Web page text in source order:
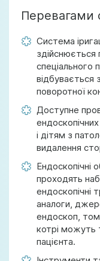
Перевагами
Система
здійснюється
спеціального
відбувається
поворотної
Доступне
і дітям з
видалення
Ендоскопічні
проходять
ендоскопічні
аналоги,
ендоскоп,
котрі можуть
пацієнта.